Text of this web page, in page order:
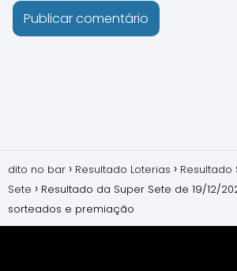
dito no bar Resultado Loterias
Resultado
Sete
Resultado da Super Sete de 19/12/
sorteados e premiação